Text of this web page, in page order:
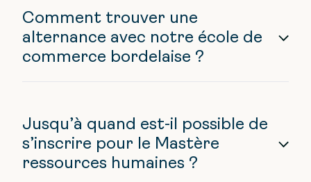
Comment trouver une
alternance avec notre école de
commerce bordelaise ?
Jusqu’à quand est-il possible de
s’inscrire pour le Mastère
ressources humaines ?